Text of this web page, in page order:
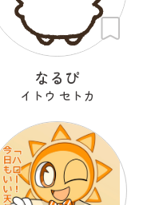
なるぴ
イトウ セトカ